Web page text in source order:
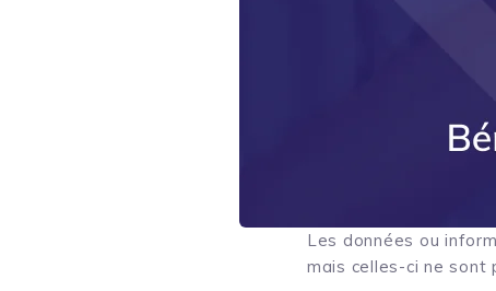
Les données ou
mais celles-ci ne sont